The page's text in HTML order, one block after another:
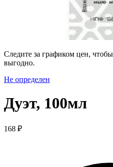
Следите за графиком цен,
выгодно.
Не определен
Дуэт, 100мл
168 ₽